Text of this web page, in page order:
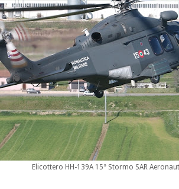
Elicottero HH-139A 15° Stormo SAR